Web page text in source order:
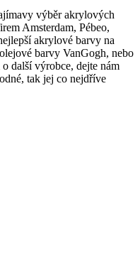
výběr akrylových
Amsterdam, Pébeo,
akrylové barvy na
barvy VanGogh, nebo
další výrobce, dejte nám
tak jej co nejdříve